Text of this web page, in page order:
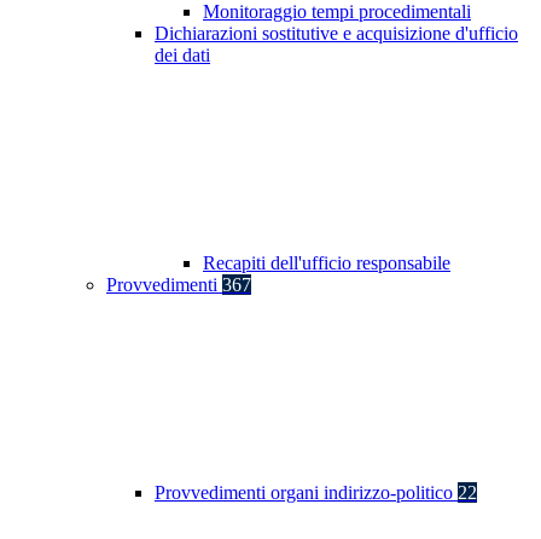
Monitoraggio tempi procedimentali
Dichiarazioni sostitutive e acquisizione d'ufficio
dei dati
Recapiti dell'ufficio responsabile
Provvedimenti 367
Provvedimenti organi indirizzo-politico 22